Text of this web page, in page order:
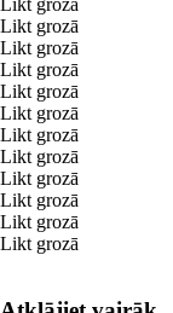
Likt grozā
Likt grozā
Likt grozā
Likt grozā
Likt grozā
Likt grozā
Likt grozā
Likt grozā
Likt grozā
Likt grozā
Likt grozā
Likt grozā